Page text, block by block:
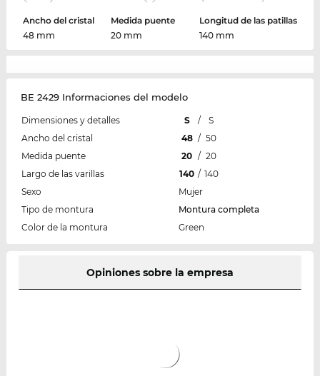
Ancho del cristal
48 mm
Medida puente
20 mm
Longitud de las patillas
140 mm
BE 2429 Informaciones del modelo
Dimensiones y detalles S /
S
Ancho del cristal
48 / 50
Medida puente
20 / 20
Largo de las varillas
140 / 140
Sexo
Mujer
Tipo de montura
Montura completa
Color de la montura
Green
Opiniones sobre la empresa